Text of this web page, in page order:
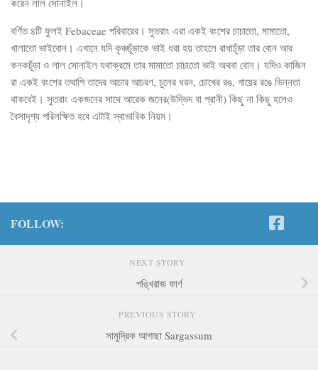
বর্ণিত ৪টি ফুলই Febaceae পরিবারের। সুতরাং এরা একই বংশের চাচাতো, মামাতো,
খালাতো ভাইবোন। এখানে যদি কৃঞ্চচূঁড়াকে ভাই ধরা হয় তাহলে রাধাচূঁড়া তার বোন আর
কনকচূঁড়া ও লাল সোনাইল যথাক্রমে তার মামাতো চাচাতো ভাই অথবা বোন। যদিও কাজিন
রা একই বংশের তথাপি তাদের আচার আচরণ, চুলের ধরন, চোখের রঙ, গায়ের রঙে ভিন্নতা
থাকবেই। সুতরাং একজনের সাথে আরেক জনের(উদ্ভিদ বা প্রানী) কিছু না কিছু হলেও
বৈসাদৃশ্য পরিলক্ষিত হবে এটাই স্বাভাবিক নিয়ম।
FOLLOW:
NEXT STORY
পঙ্খিরাজ ফার্ণ
PREVIOUS STORY
সামুদ্রিক আগাছা Sargassum